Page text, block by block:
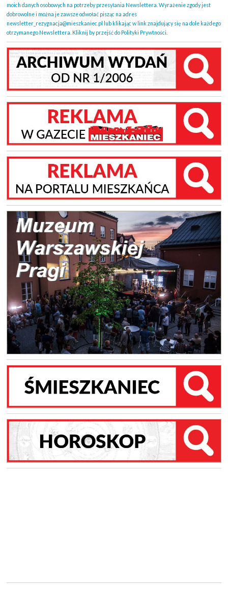
moich danych osobowych na potrzeby przesyłania Newslettera. Wyrażenie zgody jest
dobrowolne i można je zawsze odwołać pisząc na adres
newsletter_rezygnacja@mieszkaniec.pl lub klikając w link znajdujący się na dole każdego
otrzymanego Newslettera. Kliknij by przejść do Polityki Prywtności.